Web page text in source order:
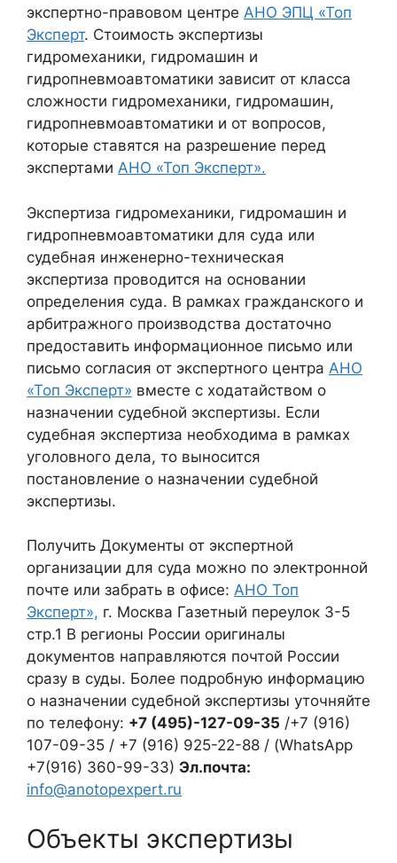
экспертно-правовом центре АНО ЭПЦ «Топ
Эксперт. Стоимость экспертизы
гидромеханики, гидромашин и
гидропневмоавтоматики зависит от класса
сложности гидромеханики, гидромашин,
гидропневмоавтоматики и от вопросов,
которые ставятся на разрешение перед
экспертами АНО «Топ Эксперт».
Экспертиза гидромеханики, гидромашин и
гидропневмоавтоматики для суда или
судебная инженерно-техническая
экспертиза проводится на основании
определения суда. В рамках гражданского и
арбитражного производства достаточно
предоставить информационное письмо или
письмо согласия от экспертного центра АНО
«Топ Эксперт» вместе с ходатайством о
назначении судебной экспертизы. Если
судебная экспертиза необходима в рамках
уголовного дела, то выносится
постановление о назначении судебной
экспертизы.
Получить Документы от экспертной
организации для суда можно по электронной
почте или забрать в офисе: АНО Топ
Эксперт», г. Москва Газетный переулок 3-5
стр.1 В регионы России оригиналы
документов направляются почтой России
сразу в суды. Более подробную информацию
о назначении судебной экспертизы уточняйте
по телефону: +7 (495)-127-09-35 /+7 (916)
107-09-35 / +7 (916) 925-22-88 / (WhatsApp
+7(916) 360-99-33) Эл.почта:
info@anotopexpert.ru
Объекты экспертизы